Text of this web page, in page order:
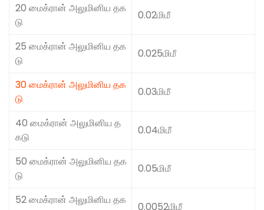
20 மைக்ரான் அலுமினிய தக
டு
0.02மிமீ
25 மைக்ரான் அலுமினிய தக
டு
0.025மிமீ
30 மைக்ரான் அலுமினிய தக
டு
0.03மிமீ
40 மைக்ரான் அலுமினிய த
கடு
0.04மிமீ
50 மைக்ரான் அலுமினிய தக
டு
0.05மிமீ
52 மைக்ரான் அலுமினிய தக
0.0052மிமீ